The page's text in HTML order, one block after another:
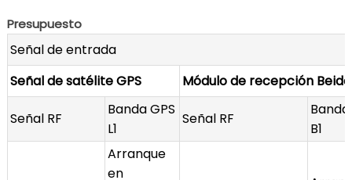
Presupuesto
Señal de entrada
Señal de satélite GPS
Módulo de recepción
Señal RF
Banda GPS
L1
Señal RF
B1
Arranque
en